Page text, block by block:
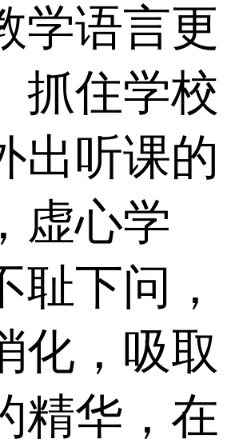
学语言更
抓住学校
出听课的
虚心学
耻下问，
化，吸取
精华，在